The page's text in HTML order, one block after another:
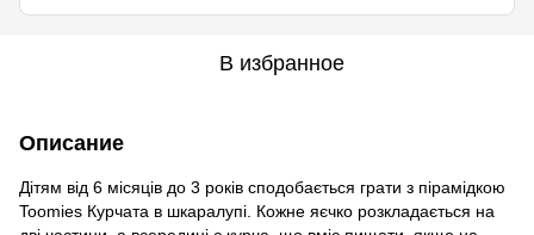
В избранное
Описание
Дітям від 6 місяців до 3 років сподобається грати з пірамідкою
Toomies Курчата в шкаралупі. Кожне яєчко розкладається на